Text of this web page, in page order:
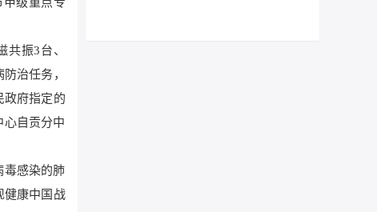
振3台、
治任务，
政府指定的
心自贡分中
毒感染的肺
健康中国战